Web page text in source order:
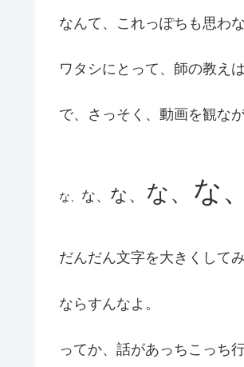
なんて、これっぽちも思わ
ワタシにとって、師の教え
で、さっそく、動画を観な
な、 な、 な、 な、 な、
だんだん文字を大きくして
ならすんなよ。
ってか、話があっちこっち